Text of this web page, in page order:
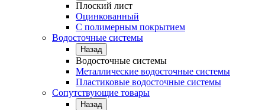
Плоский лист
Оцинкованный
С полимерным покрытием
Водосточные системы
Назад
Водосточные системы
Металлические водосточные системы
Пластиковые водосточные системы
Сопутствующие товары
Назад